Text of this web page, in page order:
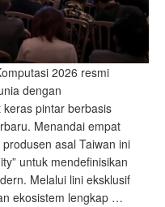
2026 resmi
dengan
pintar berbasis
Menandai empat
asal Taiwan ini
untuk mendefinisikan
Melalui lini eksklusif
ekosistem lengkap …